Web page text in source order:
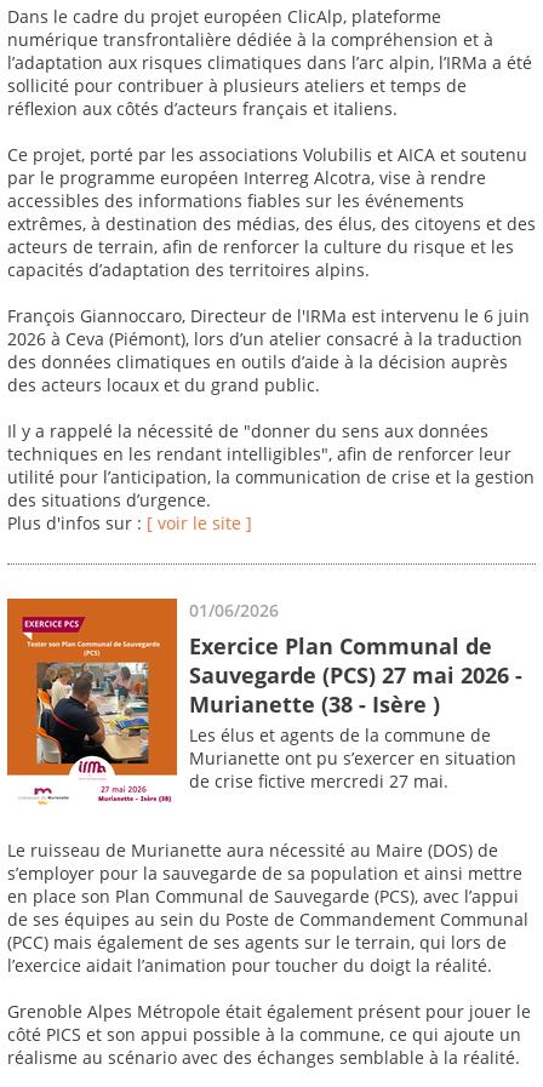
Dans le cadre du projet européen ClicAlp, plateforme
numérique transfrontalière dédiée à la compréhension et à
l’adaptation aux risques climatiques dans l’arc alpin, l’IRMa a été
sollicité pour contribuer à plusieurs ateliers et temps de
réflexion aux côtés d’acteurs français et italiens.
Ce projet, porté par les associations Volubilis et AICA et soutenu
par le programme européen Interreg Alcotra, vise à rendre
accessibles des informations fiables sur les événements
extrêmes, à destination des médias, des élus, des citoyens et des
acteurs de terrain, afin de renforcer la culture du risque et les
capacités d’adaptation des territoires alpins.
François Giannoccaro, Directeur de l'IRMa est intervenu le 6 juin
2026 à Ceva (Piémont), lors d’un atelier consacré à la traduction
des données climatiques en outils d’aide à la décision auprès
des acteurs locaux et du grand public.
Il y a rappelé la nécessité de "donner du sens aux données
techniques en les rendant intelligibles", afin de renforcer leur
utilité pour l’anticipation, la communication de crise et la gestion
des situations d’urgence.
Plus d'infos sur : [ voir le site ]
01/06/2026
Exercice Plan Communal de
Sauvegarde (PCS) 27 mai 2026 -
Murianette (38 - Isère )
Les élus et agents de la commune de
Murianette ont pu s’exercer en situation
de crise fictive mercredi 27 mai.
Le ruisseau de Murianette aura nécessité au Maire (DOS) de
s’employer pour la sauvegarde de sa population et ainsi mettre
en place son Plan Communal de Sauvegarde (PCS), avec l’appui
de ses équipes au sein du Poste de Commandement Communal
(PCC) mais également de ses agents sur le terrain, qui lors de
l’exercice aidait l’animation pour toucher du doigt la réalité.
Grenoble Alpes Métropole était également présent pour jouer le
côté PICS et son appui possible à la commune, ce qui ajoute un
réalisme au scénario avec des échanges semblable à la réalité.